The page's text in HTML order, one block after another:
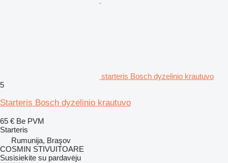
starteris Bosch dyzelinio krautuvo
5
Starteris Bosch dyzelinio krautuvo
65 € Be PVM
Starteris
Rumunija, Braşov
COSMIN STIVUITOARE
Susisiekite su pardavėju